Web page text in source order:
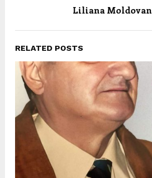
Liliana Moldovan
RELATED POSTS